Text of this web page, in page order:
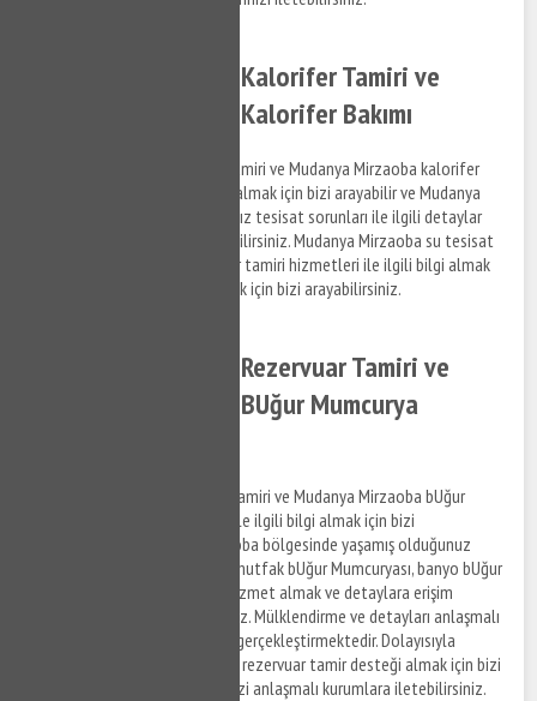
Mudanya Mirzaoba Kalorifer Tamiri ve
Mudanya Mirzaoba Kalorifer Bakımı
Mudanya Mirzaoba kalorifer tamiri ve Mudanya Mirzaoba kalorifer
bakım hizmetleri ile ilgili bilgi almak için bizi arayabilir ve Mudanya
Mirzaoba bölgesinde yaşadığınız tesisat sorunları ile ilgili detaylar
hakkında bizimle iletişim kurabilirsiniz. Mudanya Mirzaoba su tesisat
ve Mudanya Mirzaoba kalorifer tamiri hizmetleri ile ilgili bilgi almak
için destek taleplerinizi iletmek için bizi arayabilirsiniz.
Mudanya Mirzaoba Rezervuar Tamiri ve
Mudanya Mirzaoba BUğur Mumcurya
Mudanya Mirzaoba rezervuar tamiri ve Mudanya Mirzaoba bUğur
Mumcurya montaj hizmetleri ile ilgili bilgi almak için bizi
arayabilirsiniz. Mudanya Mirzaoba bölgesinde yaşamış olduğunuz
gömme rezervuar arızaları ve mutfak bUğur Mumcuryası, banyo bUğur
Mumcuryası arızaları ile ilgili hizmet almak ve detaylara erişim
sağlamak için bizi arayabilirsiniz. Mülklendirme ve detayları anlaşmalı
olduğumuz firma personelleri gerçekleştirmektedir. Dolayısıyla
Mudanya Mirzaoba bölgesinde rezervuar tamir desteği almak için bizi
arayabilir ve destek taleplerinizi anlaşmalı kurumlara iletebilirsiniz.